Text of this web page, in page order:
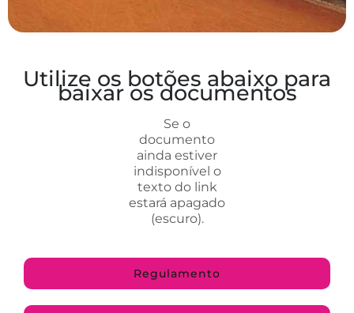
Utilize os botões abaixo para
baixar os documentos
Se o
documento
ainda estiver
indisponível o
texto do link
estará apagado
(escuro).
Regulamento